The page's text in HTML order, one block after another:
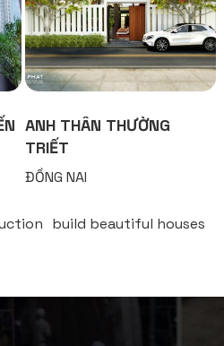
ANH THÂN THƯỜNG
TRIẾT
ĐỒNG NAI
build beautiful houses